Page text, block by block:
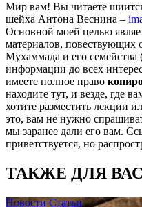
Мир вам! Вы читаете
шейха Антона Веснина –
Основной моей целью
материалов, повествующих
Мухаммада и его
информации до всех
имеете полное право
находите тут, и везде, где
хотите разместить лекции
это, вам не нужно
мы заранее дали его вам.
приветствуется, но
ТАКЖЕ ДЛЯ ВАС
НовостиСтатьи